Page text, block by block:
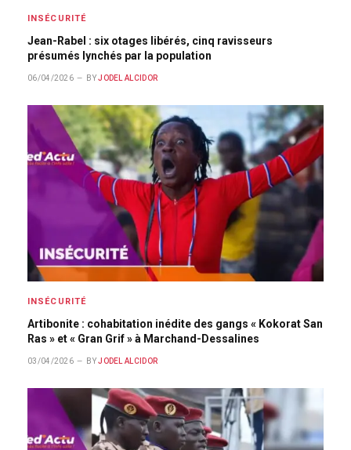
INSÉCURITÉ
Jean-Rabel : six otages libérés, cinq ravisseurs
présumés lynchés par la population
06/04/2026 BY JODEL ALCIDOR
INSÉCURITÉ
Artibonite : cohabitation inédite des gangs « Kokorat San
Ras » et « Gran Grif » à Marchand-Dessalines
03/04/2026 BY JODEL ALCIDOR